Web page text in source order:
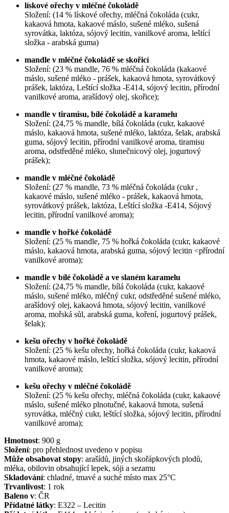
lískové ořechy v mléčné čokoládě
Složení: (14 % lískové ořechy, mléčná čokoláda (cukr,
kakaová hmota, kakaové máslo, sušené mléko, sušená
syrovátka, laktóza, sójový lecitin, vanilkové aroma, leštící
složka - arabská guma)
mandle v mléčné čokoládě se skořicí
Složení: (23 % mandle, 76 % mléčná čokoláda (kakaové
máslo, sušené mléko - prášek, kakaová hmota, syrovátkový
prášek, laktóza, Leštící složka -E414, sójový lecitin, přírodní
vanilkové aroma, arašídový olej, skořice);
mandle v tiramisu, bílé čokoládě a karamelu
Složení: (24,75 % mandle, bílá čokoláda (cukr, kakaové
máslo, kakaová hmota, sušené mléko, laktóza, šelak, arabská
guma, sójový lecitin, přírodní vanilkové aroma, tiramisu
aroma, odstředěné mléko, slunečnicový olej, jogurtový
prášek);
mandle v mléčné čokoládě
Složení: (27 % mandle, 73 % mléčná čokoláda (cukr ,
kakaové máslo, sušené mléko - prášek, kakaová hmota,
syrovátkový prášek, laktóza, Leštící složka -E414, Sójový
lecitin, přírodní vanilkové aroma);
mandle v hořké čokoládě
Složení: (25 % mandle, 75 % hořká čokoláda (cukr, kakaové
máslo, kakaová hmota, arabská guma, sójový lecitin <přírodní
vanilkové aroma);
mandle v bílé čokoládě a ve slaném karamelu
Složení: (24,75 % mandle, bílá čokoláda (cukr, kakaové
máslo, sušené mléko, mléčný cukr, odstředěné sušené mléko,
arašídový olej, kakaová hmota, sójový lecitin, vanilkové
aroma, mořská sůl, arabská guma, koření, jogurtový prášek,
šelak);
kešu ořechy v hořké čokoládě
Složení: (25 % kešu ořechy, hořká čokoláda (cukr, kakaová
hmota, kakaové máslo, leštící složka, sójový lecitin, přírodní
vanilkové aroma);
kešu ořechy v mléčné čokoládě
Složení: (25 % kešu ořechy, mléčná čokoláda (cukr, kakaové
máslo, sušené mléko plnotučné, kakaová hmota, sušená
syrovátka, mléčný cukr, leštící složka, sójový lecitin, přírodní
vanilkové aroma);
Hmotnost: 900 g
Složení: pro přehlednost uvedeno v popisu
Může obsahovat stopy: arašídů, jiných skořápkových plodů,
mléka, obilovin obsahující lepek, sóji a sezamu
Skladování: chladné, tmavé a suché místo max 25°C
Trvanlivost: 1 rok
Baleno v: ČR
Přídatné látky: E322 – Lecitin